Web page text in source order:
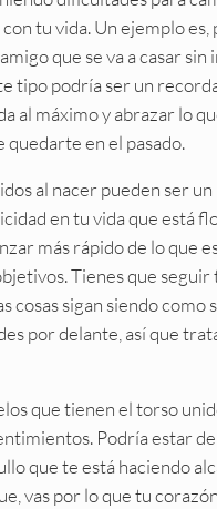
tu vida. Un ejemplo es,
que se va a casar
tipo podría ser un
al máximo y abrazar lo
quedarte en el pasado.
al nacer pueden ser
en tu vida que está
más rápido de lo que
Tienes que seguir
cosas sigan siendo como
por delante, así que
que tienen el torso
Podría estar
que te está haciendo
vas por lo que tu